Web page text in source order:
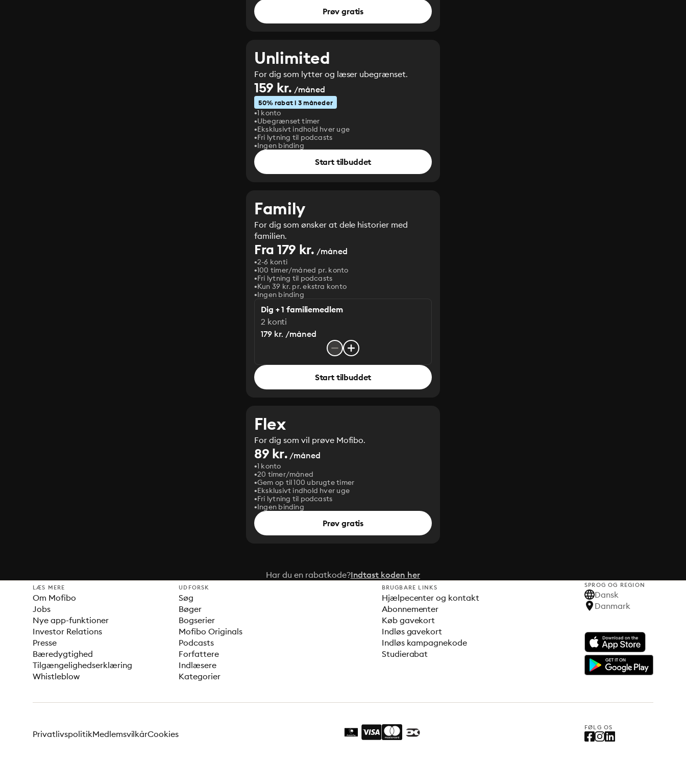
Prøv gratis
Unlimited
For dig som lytter og læser ubegrænset.
159 kr. /måned
50% rabat i 3 måneder
1 konto
Ubegrænset timer
Eksklusivt indhold hver uge
Fri lytning til podcasts
Ingen binding
Start tilbuddet
Family
For dig som ønsker at dele historier med
familien.
Fra 179 kr. /måned
2-6 konti
100 timer/måned pr. konto
Fri lytning til podcasts
Kun 39 kr. pr. ekstra konto
Ingen binding
Dig + 1 familiemedlem
2 konti
179 kr. /måned
Start tilbuddet
Flex
For dig som vil prøve Mofibo.
89 kr. /måned
1 konto
20 timer/måned
Gem op til 100 ubrugte timer
Eksklusivt indhold hver uge
Fri lytning til podcasts
Ingen binding
Prøv gratis
Har du en rabatkode?Indtast koden her
LÆS MERE
Om Mofibo
Jobs
Nye app-funktioner
Investor Relations
Presse
Bæredygtighed
Tilgængelighedserklæring
Whistleblow
UDFORSK
Søg
Bøger
Bogserier
Mofibo Originals
Podcasts
Forfattere
Indlæsere
Kategorier
BRUGBARE LINKS
Hjælpecenter og kontakt
Abonnementer
Køb gavekort
Indløs gavekort
Indløs kampagnekode
Studierabat
SPROG OG REGION
Dansk
Danmark
FØLG OS
PrivatlivspolitikMedlemsvilkårCookies